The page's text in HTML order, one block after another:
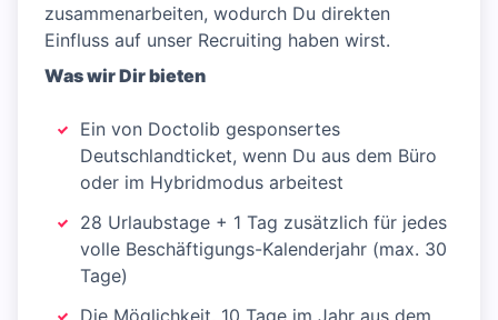
zusammenarbeiten, wodurch Du direkten
Einfluss auf unser Recruiting haben wirst.
Was wir Dir bieten
Ein von Doctolib gesponsertes
Deutschlandticket, wenn Du aus dem Büro
oder im Hybridmodus arbeitest
28 Urlaubstage + 1 Tag zusätzlich für jedes
volle Beschäftigungs-Kalenderjahr (max. 30
Tage)